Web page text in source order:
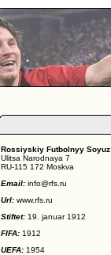
Rossiyskiy Futbolnyy Soyuz
Ulitsa Narodnaya 7
RU-115 172 Moskva
Email: info@rfs.ru
Url: www.rfs.ru
Stiftet: 19. januar 1912
FIFA: 1912
UEFA: 1954